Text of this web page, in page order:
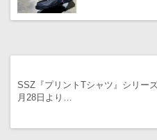
SSZ『プリントTシャツ』シリー
月28日より…